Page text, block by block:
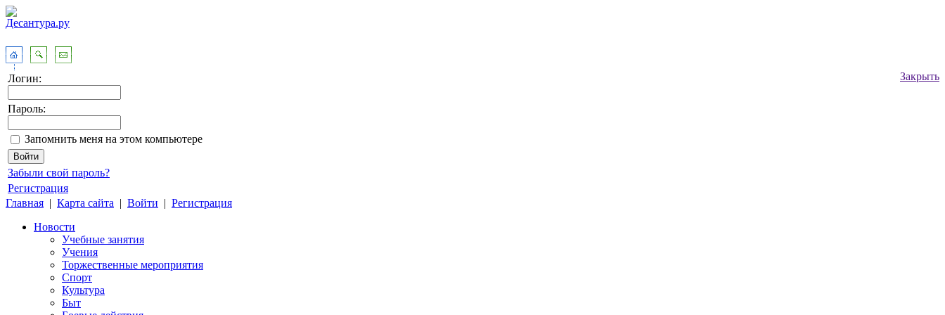
Закрыть
Логин:
Пароль:
Запомнить меня на этом компьютере
Забыли свой пароль?
Регистрация
Главная | Карта сайта | Войти | Регистрация
Новости
Учебные занятия
Учения
Торжественные мероприятия
Спорт
Культура
Быт